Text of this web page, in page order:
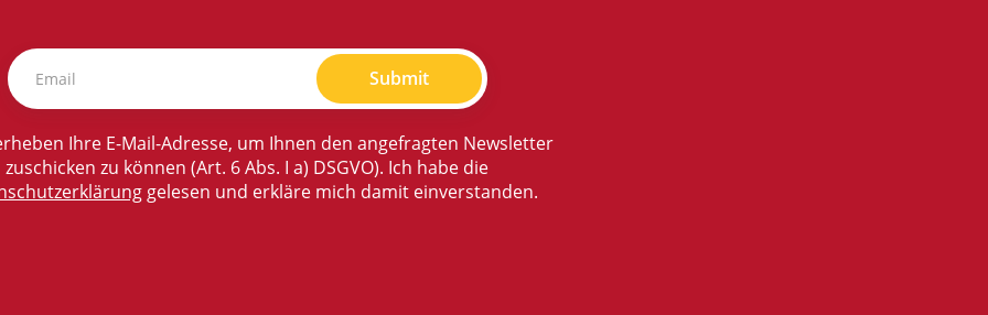
Submit
Ihre E-Mail-Adresse, um Ihnen den angefragten Newsletter
zuschicken zu können (Art. 6 Abs. I a) DSGVO). Ich habe die
gelesen und erkläre mich damit einverstanden.